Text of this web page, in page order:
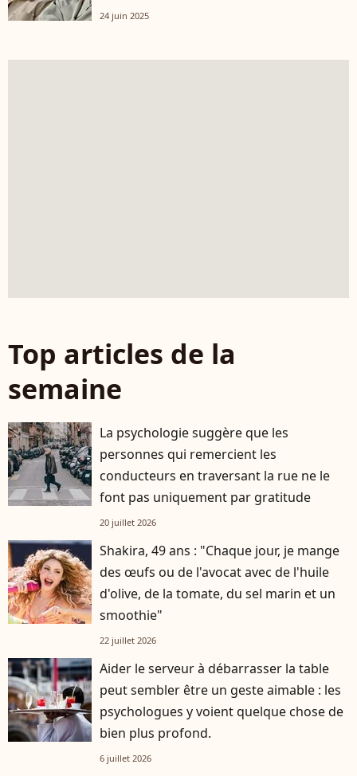
24 juin 2025
Top articles de la
semaine
La psychologie suggère que les
personnes qui remercient les
conducteurs en traversant la rue ne le
font pas uniquement par gratitude
20 juillet 2026
Shakira, 49 ans : "Chaque jour, je mange
des œufs ou de l'avocat avec de l'huile
d'olive, de la tomate, du sel marin et un
smoothie"
22 juillet 2026
Aider le serveur à débarrasser la table
peut sembler être un geste aimable : les
psychologues y voient quelque chose de
bien plus profond.
6 juillet 2026